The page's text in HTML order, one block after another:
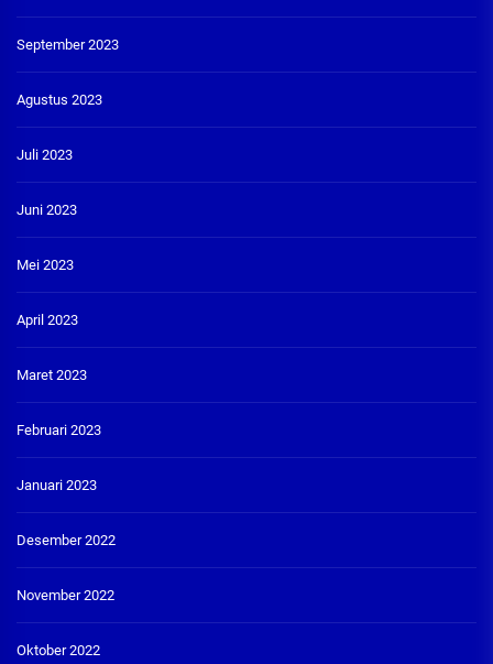
September 2023
Agustus 2023
Juli 2023
Juni 2023
Mei 2023
April 2023
Maret 2023
Februari 2023
Januari 2023
Desember 2022
November 2022
Oktober 2022